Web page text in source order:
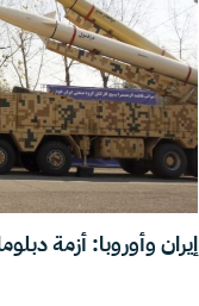
إيران وأوروبا: أزمة